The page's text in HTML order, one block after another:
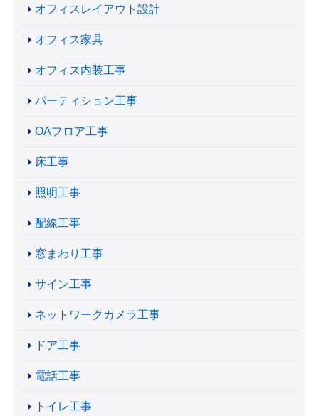
オフィスレイアウト設計
オフィス家具
オフィス内装工事
パーティション工事
OAフロア工事
床工事
照明工事
配線工事
窓まわり工事
サイン工事
ネットワークカメラ工事
ドア工事
電話工事
トイレ工事